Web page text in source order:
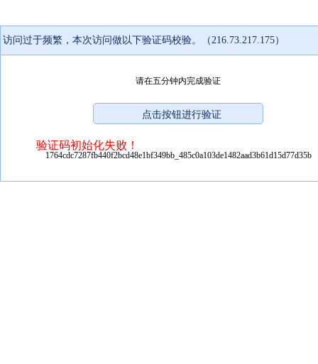
访问过于频繁，本次访问做以下验证码校验。（216.73.217.175）
请在五分钟内完成验证
验证码初始化失败！
1764cdc7287fb440f2bcd48e1bf349bb_485c0a103de1482aad3b61d15d77d35b